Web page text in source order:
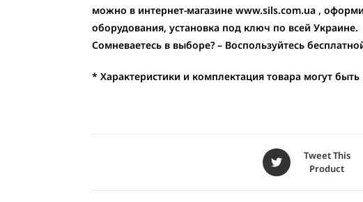
можно в интернет-магазине www.sils.com.ua ,
оборудования, установка под ключ по всей Украине.
Сомневаетесь в выборе? – Воспользуйтесь
* Характеристики и комплектация товара могут
Tweet This
Product